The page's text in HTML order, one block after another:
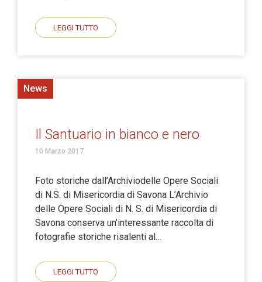
LEGGI TUTTO
News
Il Santuario in bianco e nero
10 Marzo 2017
Foto storiche dall’Archiviodelle Opere Sociali
di N.S. di Misericordia di Savona L’Archivio
delle Opere Sociali di N. S. di Misericordia di
Savona conserva un’interessante raccolta di
fotografie storiche risalenti al…
LEGGI TUTTO